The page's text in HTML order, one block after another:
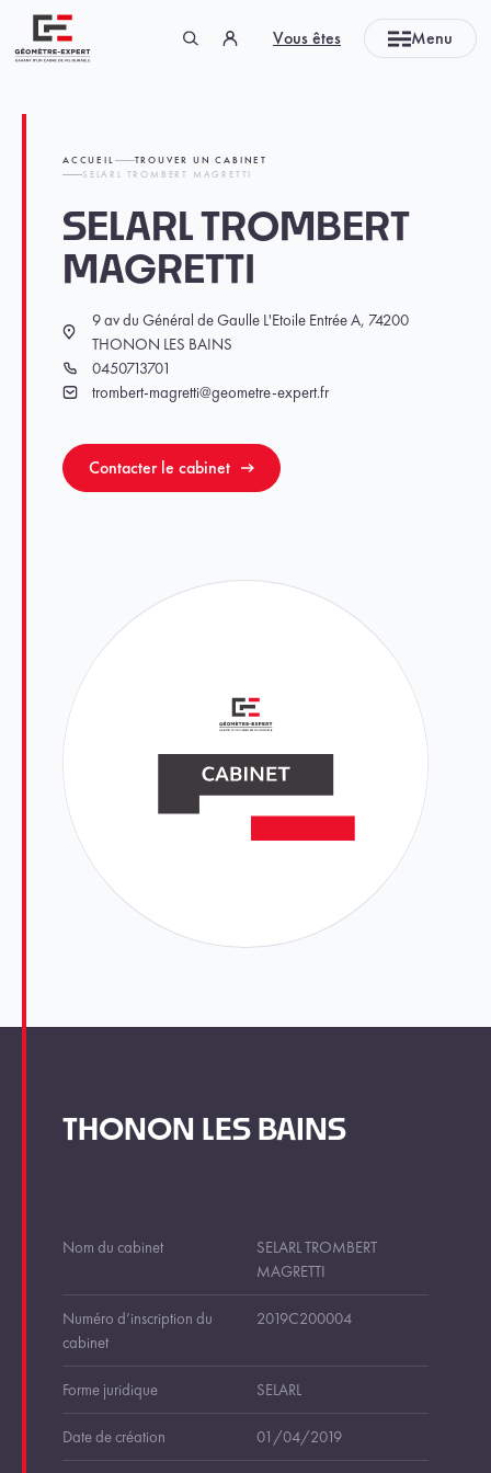
Vous êtes Menu
ACCUEIL
TROUVER UN CABINET
SELARL TROMBERT MAGRETTI
SELARL TROMBERT
MAGRETTI
Localisation
9 av du Général de Gaulle L'Etoile Entrée A, 74200
THONON LES BAINS
Téléphone
0450713701
Emailtrombert-magretti@geometre-expert.fr
Contacter le cabinet
THONON LES BAINS
Nom du cabinet
SELARL TROMBERT
MAGRETTI
Numéro d’inscription du
cabinet
2019C200004
Forme juridique SELARL
Date de création 01/04/2019
Panneau de gestion des cookies